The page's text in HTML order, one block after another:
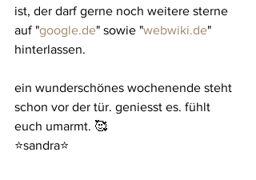
ist, der darf gerne noch weitere sterne
auf "google.de" sowie "webwiki.de"
hinterlassen.
ein wunderschönes wochenende steht
schon vor der tür. geniesst es. fühlt
euch umarmt. 🥰
⭐️sandra⭐️